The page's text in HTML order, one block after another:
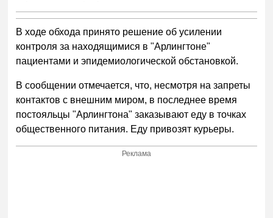
В ходе обхода принято решение об усилении
контроля за находящимися в "Арлингтоне"
пациентами и эпидемиологической обстановкой.
В сообщении отмечается, что, несмотря на запреты
контактов с внешним миром, в последнее время
постояльцы "Арлингтона" заказывают еду в точках
общественного питания. Еду привозят курьеры.
Реклама